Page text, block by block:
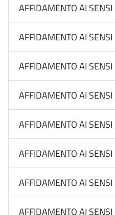
AFFIDAMENTO AI
AFFIDAMENTO AI
AFFIDAMENTO AI
AFFIDAMENTO AI
AFFIDAMENTO AI
AFFIDAMENTO AI
AFFIDAMENTO AI
AFFIDAMENTO AI